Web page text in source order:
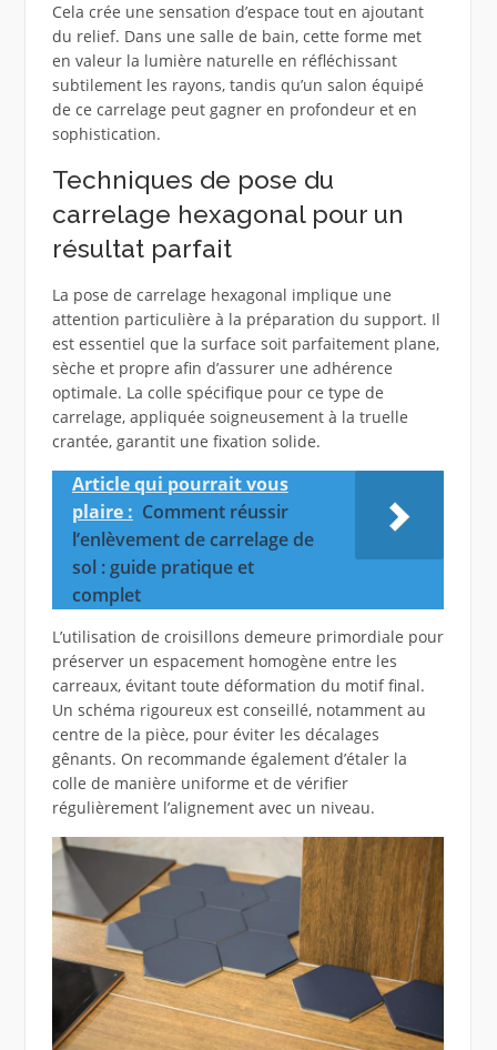
Cela crée une sensation d’espace tout en ajoutant
du relief. Dans une salle de bain, cette forme met
en valeur la lumière naturelle en réfléchissant
subtilement les rayons, tandis qu’un salon équipé
de ce carrelage peut gagner en profondeur et en
sophistication.
Techniques de pose du
carrelage hexagonal pour un
résultat parfait
La pose de carrelage hexagonal implique une
attention particulière à la préparation du support. Il
est essentiel que la surface soit parfaitement plane,
sèche et propre afin d’assurer une adhérence
optimale. La colle spécifique pour ce type de
carrelage, appliquée soigneusement à la truelle
crantée, garantit une fixation solide.
Article qui pourrait vous
plaire : Comment réussir
l’enlèvement de carrelage de
sol : guide pratique et
complet
L’utilisation de croisillons demeure primordiale pour
préserver un espacement homogène entre les
carreaux, évitant toute déformation du motif final.
Un schéma rigoureux est conseillé, notamment au
centre de la pièce, pour éviter les décalages
gênants. On recommande également d’étaler la
colle de manière uniforme et de vérifier
régulièrement l’alignement avec un niveau.